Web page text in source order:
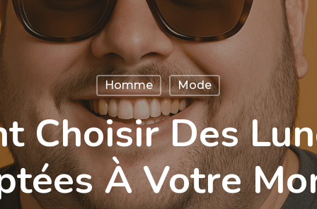
Homme Mode
Choisir Des
À Votre